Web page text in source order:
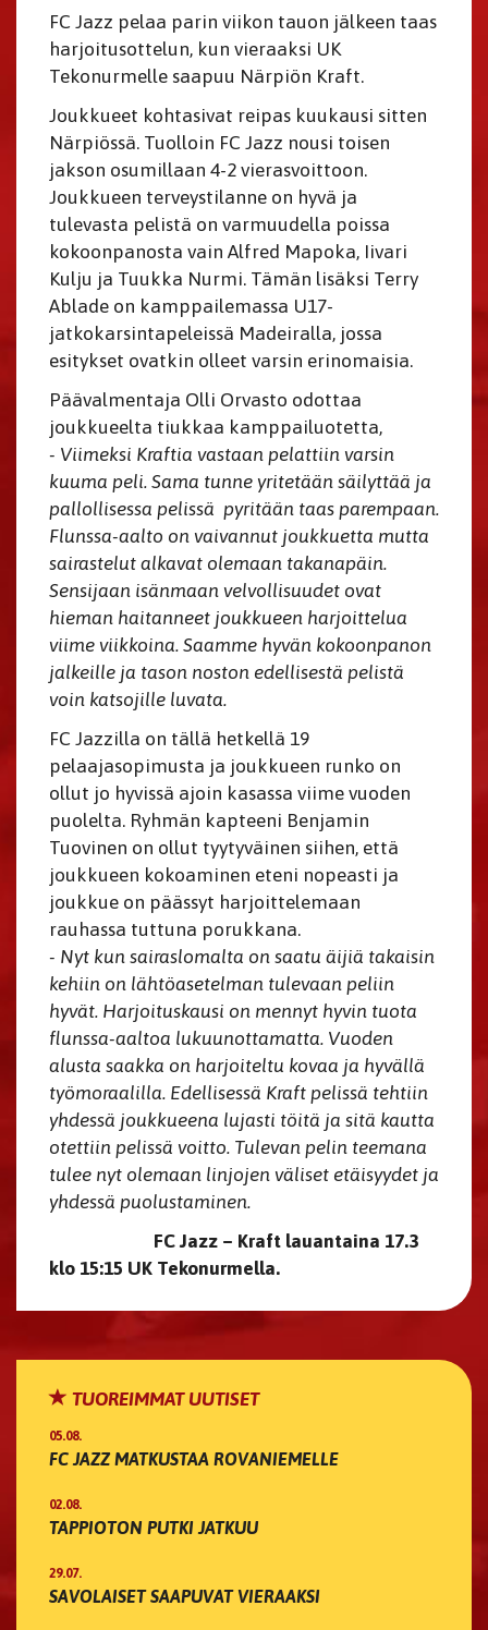
FC Jazz pelaa parin viikon tauon jälkeen taas
harjoitusottelun, kun vieraaksi UK
Tekonurmelle saapuu Närpiön Kraft.
Joukkueet kohtasivat reipas kuukausi sitten
Närpiössä. Tuolloin FC Jazz nousi toisen
jakson osumillaan 4-2 vierasvoittoon.
Joukkueen terveystilanne on hyvä ja
tulevasta pelistä on varmuudella poissa
kokoonpanosta vain Alfred Mapoka, Iivari
Kulju ja Tuukka Nurmi. Tämän lisäksi Terry
Ablade on kamppailemassa U17-
jatkokarsintapeleissä Madeiralla, jossa
esitykset ovatkin olleet varsin erinomaisia.
Päävalmentaja Olli Orvasto odottaa
joukkueelta tiukkaa kamppailuotetta,
- Viimeksi Kraftia vastaan pelattiin varsin
kuuma peli. Sama tunne yritetään säilyttää ja
pallollisessa pelissä pyritään taas parempaan.
Flunssa-aalto on vaivannut joukkuetta mutta
sairastelut alkavat olemaan takanapäin.
Sensijaan isänmaan velvollisuudet ovat
hieman haitanneet joukkueen harjoittelua
viime viikkoina. Saamme hyvän kokoonpanon
jalkeille ja tason noston edellisestä pelistä
voin katsojille luvata.
FC Jazzilla on tällä hetkellä 19
pelaajasopimusta ja joukkueen runko on
ollut jo hyvissä ajoin kasassa viime vuoden
puolelta. Ryhmän kapteeni Benjamin
Tuovinen on ollut tyytyväinen siihen, että
joukkueen kokoaminen eteni nopeasti ja
joukkue on päässyt harjoittelemaan
rauhassa tuttuna porukkana.
- Nyt kun sairaslomalta on saatu äijiä takaisin
kehiin on lähtöasetelman tulevaan peliin
hyvät. Harjoituskausi on mennyt hyvin tuota
flunssa-aaltoa lukuunottamatta. Vuoden
alusta saakka on harjoiteltu kovaa ja hyvällä
työmoraalilla. Edellisessä Kraft pelissä tehtiin
yhdessä joukkueena lujasti töitä ja sitä kautta
otettiin pelissä voitto. Tulevan pelin teemana
tulee nyt olemaan linjojen väliset etäisyydet ja
yhdessä puolustaminen.
FC Jazz – Kraft lauantaina 17.3
klo 15:15 UK Tekonurmella.
TUOREIMMAT UUTISET
05.08.
FC JAZZ MATKUSTAA ROVANIEMELLE
02.08.
TAPPIOTON PUTKI JATKUU
29.07.
SAVOLAISET SAAPUVAT VIERAAKSI